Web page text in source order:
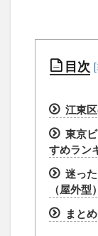
目次
江東
東京
すめラン
迷っ
（屋外型
まとめ